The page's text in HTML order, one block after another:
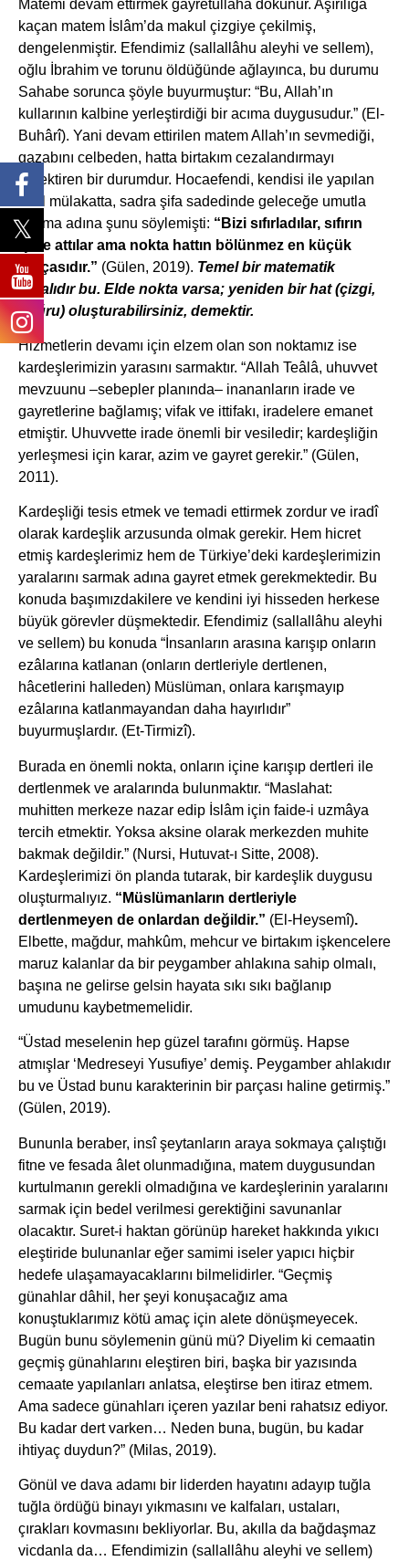
Matemi devam ettirmek gayretullaha dokunur. Aşırılığa
kaçan matem İslâm’da makul çizgiye çekilmiş,
dengelenmiştir. Efendimiz (sallallâhu aleyhi ve sellem),
oğlu İbrahim ve torunu öldüğünde ağlayınca, bu durumu
Sahabe sorunca şöyle buyurmuştur: “Bu, Allah’ın
kullarının kalbine yerleştirdiği bir acıma duygusudur.” (El-
Buhârî). Yani devam ettirilen matem Allah’ın sevmediği,
gazabını celbeden, hatta birtakım cezalandırmayı
gerektiren bir durumdur. Hocaefendi, kendisi ile yapılan
özel mülakatta, sadra şifa sadedinde geleceğe umutla
bakma adına şunu söylemişti: “ Bizi sıfırladılar, sıfırın
içine attılar ama nokta hattın bölünmez en küçük
parçasıdır.” (Gülen, 2019). Temel bir matematik
kuralıdır bu. Elde nokta varsa; yeniden bir hat (çizgi,
doğru) oluşturabilirsiniz, demektir.
Hizmetlerin devamı için elzem olan son noktamız ise
kardeşlerimizin yarasını sarmaktır. “Allah Teâlâ, uhuvvet
mevzuunu –sebepler planında– inananların irade ve
gayretlerine bağlamış; vifak ve ittifakı, iradelere emanet
etmiştir. Uhuvvette irade önemli bir vesiledir; kardeşliğin
yerleşmesi için karar, azim ve gayret gerekir.” (Gülen,
2011).
Kardeşliği tesis etmek ve temadi ettirmek zordur ve iradî
olarak kardeşlik arzusunda olmak gerekir. Hem hicret
etmiş kardeşlerimiz hem de Türkiye’deki kardeşlerimizin
yaralarını sarmak adına gayret etmek gerekmektedir. Bu
konuda başımızdakilere ve kendini iyi hisseden herkese
büyük görevler düşmektedir. Efendimiz (sallallâhu aleyhi
ve sellem) bu konuda “İnsanların arasına karışıp onların
ezâlarına katlanan (onların dertleriyle dertlenen,
hâcetlerini halleden) Müslüman, onlara karışmayıp
ezâlarına katlanmayandan daha hayırlıdır”
buyurmuşlardır. (Et-Tirmizî).
Burada en önemli nokta, onların içine karışıp dertleri ile
dertlenmek ve aralarında bulunmaktır. “Maslahat:
muhitten merkeze nazar edip İslâm için faide-i uzmâya
tercih etmektir. Yoksa aksine olarak merkezden muhite
bakmak değildir.” (Nursi, Hutuvat-ı Sitte, 2008).
Kardeşlerimizi ön planda tutarak, bir kardeşlik duygusu
oluşturmalıyız. “Müslümanların dertleriyle
dertlenmeyen de onlardan değildir.” (El-Heysemî).
Elbette, mağdur, mahkûm, mehcur ve birtakım işkencelere
maruz kalanlar da bir peygamber ahlakına sahip olmalı,
başına ne gelirse gelsin hayata sıkı sıkı bağlanıp
umudunu kaybetmemelidir.
“Üstad meselenin hep güzel tarafını görmüş. Hapse
atmışlar ‘Medreseyi Yusufiye’ demiş. Peygamber ahlakıdır
bu ve Üstad bunu karakterinin bir parçası haline getirmiş.”
(Gülen, 2019).
Bununla beraber, insî şeytanların araya sokmaya çalıştığı
fitne ve fesada âlet olunmadığına, matem duygusundan
kurtulmanın gerekli olmadığına ve kardeşlerinin yaralarını
sarmak için bedel verilmesi gerektiğini savunanlar
olacaktır. Suret-i haktan görünüp hareket hakkında yıkıcı
eleştiride bulunanlar eğer samimi iseler yapıcı hiçbir
hedefe ulaşamayacaklarını bilmelidirler. “Geçmiş
günahlar dâhil, her şeyi konuşacağız ama
konuştuklarımız kötü amaç için alete dönüşmeyecek.
Bugün bunu söylemenin günü mü? Diyelim ki cemaatin
geçmiş günahlarını eleştiren biri, başka bir yazısında
cemaate yapılanları anlatsa, eleştirse ben itiraz etmem.
Ama sadece günahları içeren yazılar beni rahatsız ediyor.
Bu kadar dert varken… Neden buna, bugün, bu kadar
ihtiyaç duydun?” (Milas, 2019).
Gönül ve dava adamı bir liderden hayatını adayıp tuğla
tuğla ördüğü binayı yıkmasını ve kalfaları, ustaları,
çırakları kovmasını bekliyorlar. Bu, akılla da bağdaşmaz
vicdanla da… Efendimizin (sallallâhu aleyhi ve sellem)